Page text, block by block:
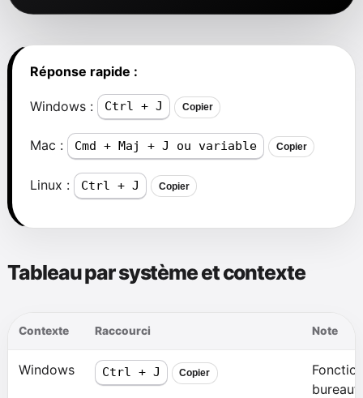
Réponse rapide :
Windows : Ctrl + J Copier
Mac : Cmd + Maj + J ou variable Copier
Linux : Ctrl + J Copier
Tableau par système et contexte
Contexte Raccourci Note
Windows Ctrl + J Copier